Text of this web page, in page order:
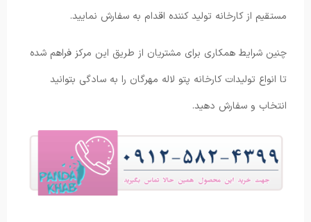
مستقیم از کارخانه تولید کننده اقدام به سفارش نمایید.
چنین شرایط همکاری برای مشتریان از طریق این مرکز فراهم شده
تا انواع تولیدات کارخانه پتو لاله مهرگان را به سادگی بتوانید
انتخاب و سفارش دهید.